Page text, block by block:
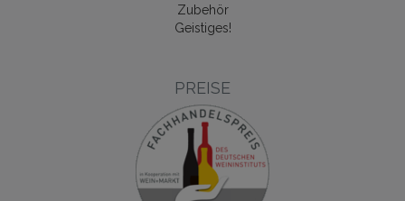
Zubehör
Geistiges!
PREISE